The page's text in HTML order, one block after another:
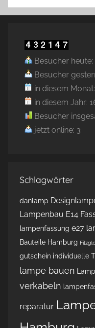
Besucher heute:
Besucher
in diesem
in diesem Jahr:
Besucher
jetzt online: 3
Schlagwörter
danlamp
Lampenbau E14
lampenfassung e27
Bauteile Hamburg
gutschein individuelle
lampe bauen
verkabeln
reparatur